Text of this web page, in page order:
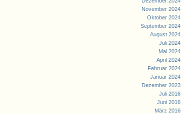
November 2024
Oktober 2024
September 2024
August 2024
Juli 2024
Mai 2024
April 2024
Februar 2024
Januar 2024
Dezember 2023
Juli 2016
Juni 2016
März 2016